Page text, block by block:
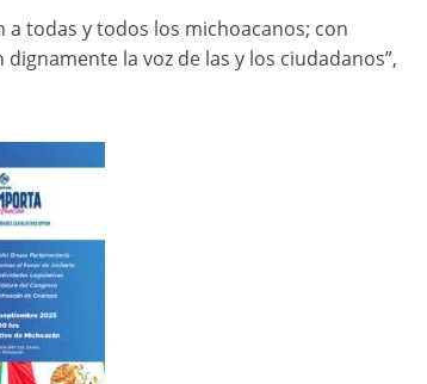
a todas y todos los michoacanos; con
la voz de las y los ciudadanos”,